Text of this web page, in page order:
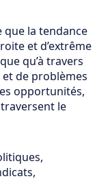
que la tendance
et d’extrême
qu’à travers
de problèmes
opportunités,
le